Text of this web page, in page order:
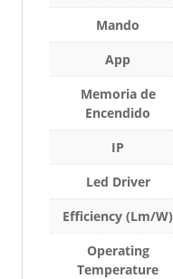
Mando
App
Memoria de
Encendido
IP
Led Driver
Efficiency (Lm/W)
Operating
Temperature